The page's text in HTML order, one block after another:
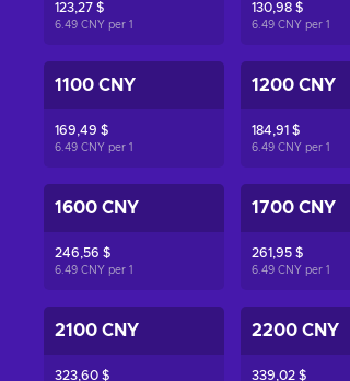
123,27 $
6.49 CNY per 1
130,98 $
6.49 CNY per 1
1100 CNY
169,49 $
6.49 CNY per 1
1200 CNY
184,91 $
6.49 CNY per 1
1600 CNY
246,56 $
6.49 CNY per 1
1700 CNY
261,95 $
6.49 CNY per 1
2100 CNY
323,60 $
2200 CNY
339,02 $